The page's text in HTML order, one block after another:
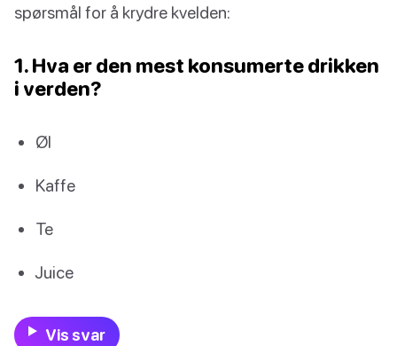
spørsmål for å krydre kvelden:
1. Hva er den mest konsumerte drikken
i verden?
Øl
Kaffe
Te
Juice
Vis svar